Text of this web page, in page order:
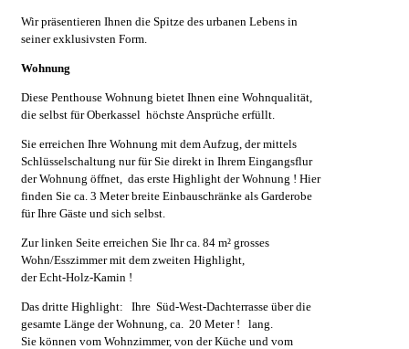
Wir präsentieren Ihnen die Spitze des urbanen Lebens in
seiner exklusivsten Form.
Wohnung
Diese Penthouse Wohnung bietet Ihnen eine Wohnqualität,
die selbst für Oberkassel höchste Ansprüche erfüllt.
Sie erreichen Ihre Wohnung mit dem Aufzug, der mittels
Schlüsselschaltung nur für Sie direkt in Ihrem Eingangsflur
der Wohnung öffnet, das erste Highlight der Wohnung ! Hier
finden Sie ca. 3 Meter breite Einbauschränke als Garderobe
für Ihre Gäste und sich selbst.
Zur linken Seite erreichen Sie Ihr ca. 84 m² grosses
Wohn/Esszimmer mit dem zweiten Highlight,
der Echt-Holz-Kamin !
Das dritte Highlight: Ihre Süd-West-Dachterrasse über die
gesamte Länge der Wohnung, ca. 20 Meter ! lang.
Sie können vom Wohnzimmer, von der Küche und vom